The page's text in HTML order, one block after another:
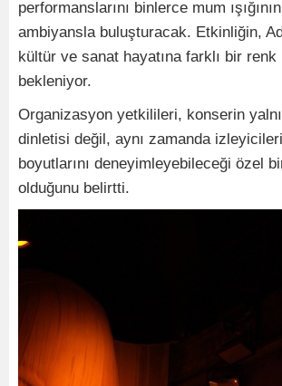
performanslarını binlerce mum
ambiyansla buluşturacak. Etkinliğin,
kültür ve sanat hayatına farklı bir renk
bekleniyor.
Organizasyon yetkilileri, konserin
dinletisi değil, aynı zamanda
boyutlarını deneyimleyebileceği özel
olduğunu belirtti.